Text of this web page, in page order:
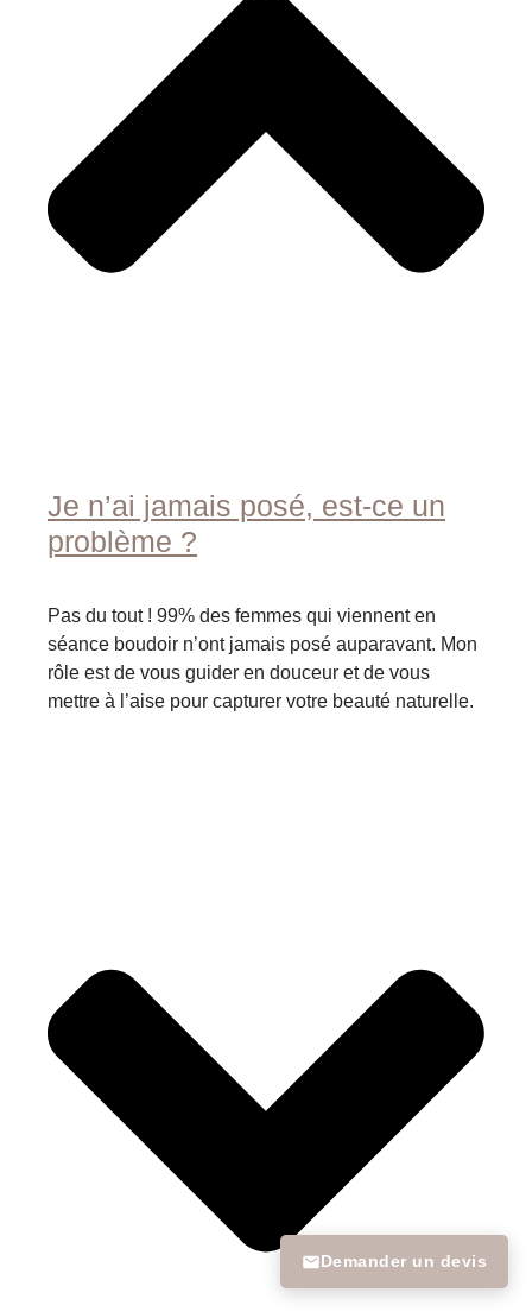
Je n’ai jamais posé, est-ce un
problème ?
Pas du tout ! 99% des femmes qui viennent en
séance boudoir n’ont jamais posé auparavant. Mon
rôle est de vous guider en douceur et de vous
mettre à l’aise pour capturer votre beauté naturelle.
Demander un devis